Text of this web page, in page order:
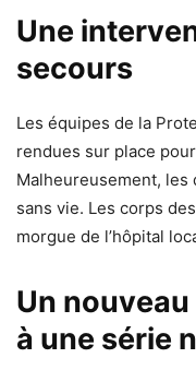
Une
secours
Les équipes de la
rendues sur place
Malheureusement,
sans vie. Les corps
morgue de l’hôpital
Un nouveau
à une série